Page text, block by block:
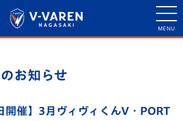
お知らせ
開催】3月ヴィヴィくんV・PORT